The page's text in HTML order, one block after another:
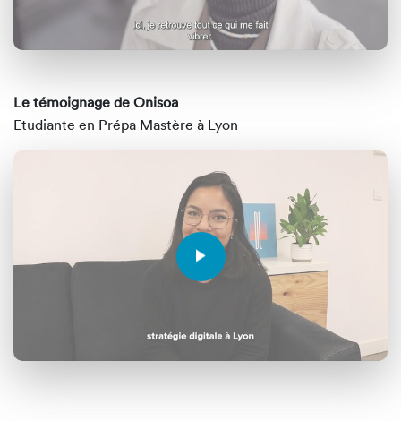
Le témoignage de Onisoa
Etudiante en Prépa Mastère à Lyon